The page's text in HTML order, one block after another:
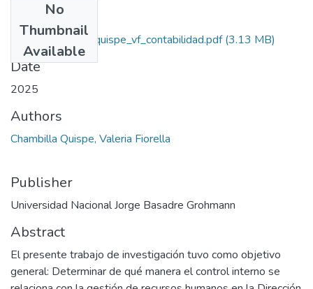
No
Thumbnail
Available
2025_chambilla_quispe_vf_contabilidad.pdf(3.13 MB)
Date
2025
Authors
Chambilla Quispe, Valeria Fiorella
Publisher
Universidad Nacional Jorge Basadre Grohmann
Abstract
El presente trabajo de investigación tuvo como objetivo
general: Determinar de qué manera el control interno se